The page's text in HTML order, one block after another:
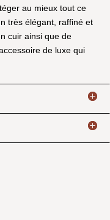
au mieux tout ce
très élégant, raffiné et
cuir ainsi que de
de luxe qui